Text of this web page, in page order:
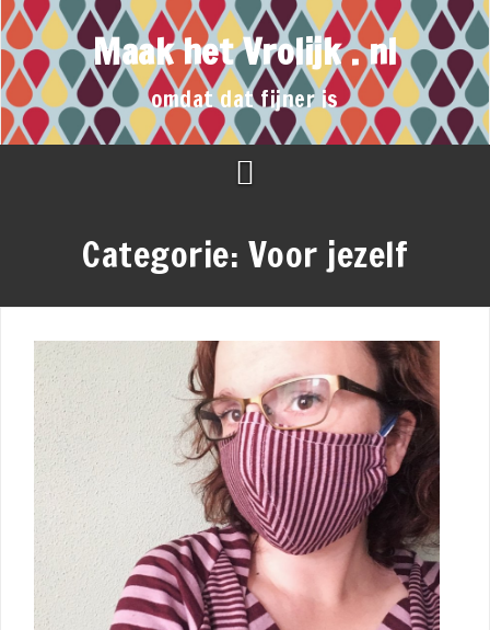
Maak het Vrolijk . nl
omdat dat fijner is
Categorie: Voor jezelf